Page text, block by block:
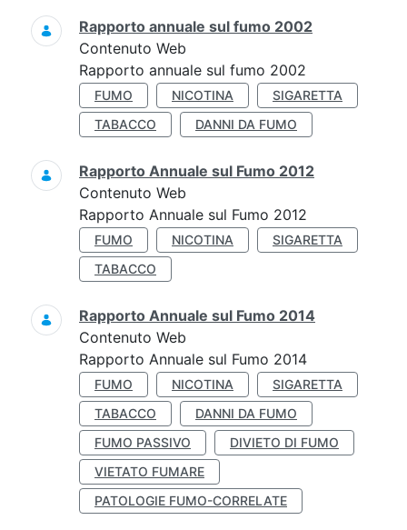
Rapporto annuale sul fumo 2002
Contenuto Web
Rapporto annuale sul fumo 2002
FUMO NICOTINA
SIGARETTA
TABACCO
DANNI DA FUMO
Rapporto Annuale sul Fumo 2012
Contenuto Web
Rapporto Annuale sul Fumo 2012
FUMO NICOTINA
SIGARETTA
TABACCO
Rapporto Annuale sul Fumo 2014
Contenuto Web
Rapporto Annuale sul Fumo 2014
FUMO NICOTINA
SIGARETTA
TABACCO
DANNI DA FUMO
FUMO PASSIVO
DIVIETO DI FUMO
VIETATO FUMARE
PATOLOGIE FUMO-CORRELATE